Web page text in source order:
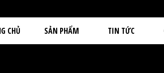
CHỦ SẢN PHẨM TIN TỨC